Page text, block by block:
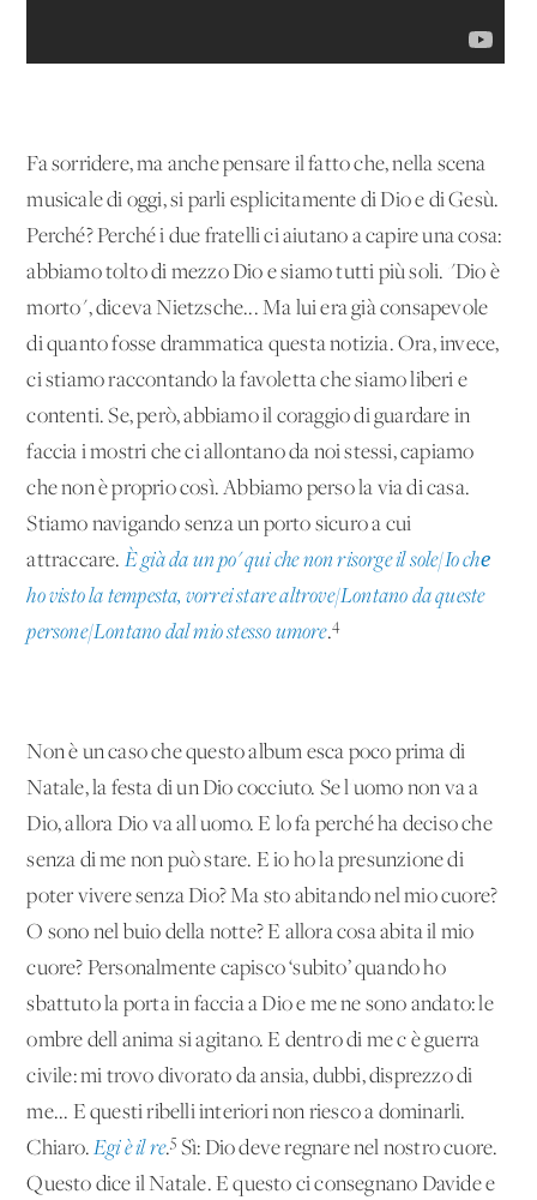
Fa sorridere, ma anche pensare il fatto che, nella scena
musicale di oggi, si parli esplicitamente di Dio e di Gesù.
Perché? Perché i due fratelli ci aiutano a capire una cosa:
abbiamo tolto di mezzo Dio e siamo tutti più soli. "Dio è
morto", diceva Nietzsche... Ma lui era già consapevole
di quanto fosse drammatica questa notizia. Ora, invece,
ci stiamo raccontando la favoletta che siamo liberi e
contenti. Se, però, abbiamo il coraggio di guardare in
faccia i mostri che ci allontano da noi stessi, capiamo
che non è proprio così. Abbiamo perso la via di casa.
Stiamo navigando senza un porto sicuro a cui
attraccare. È già da un po' qui che non risorge il sole/Io chе
ho visto la tempesta, vorrei stare altrove/Lontano da queste
persone/Lontano dal mio stesso umore.4
Non è un caso che questo album esca poco prima di
Natale, la festa di un Dio cocciuto. Se l'uomo non va a
Dio, allora Dio va all'uomo. E lo fa perché ha deciso che
senza di me non può stare. E io ho la presunzione di
poter vivere senza Dio? Ma sto abitando nel mio cuore?
O sono nel buio della notte? E allora cosa abita il mio
cuore? Personalmente capisco ‘subito’ quando ho
sbattuto la porta in faccia a Dio e me ne sono andato: le
ombre dell'anima si agitano. E dentro di me c'è guerra
civile: mi trovo divorato da ansia, dubbi, disprezzo di
me... E questi ribelli interiori non riesco a dominarli.
Chiaro.Egi è il re.5 Sì: Dio deve regnare nel nostro cuore.
Questo dice il Natale. E questo ci consegnano Davide e